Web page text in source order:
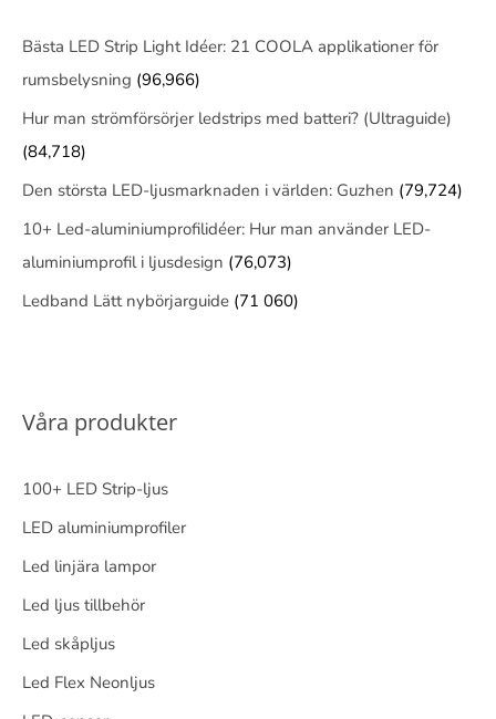
Bästa LED Strip Light Idéer: 21 COOLA applikationer för
rumsbelysning (96,966)
Hur man strömförsörjer ledstrips med batteri? (Ultraguide)
(84,718)
Den största LED-ljusmarknaden i världen: Guzhen (79,724)
10+ Led-aluminiumprofilidéer: Hur man använder LED-
aluminiumprofil i ljusdesign (76,073)
Ledband Lätt nybörjarguide (71 060)
Våra produkter
100+ LED Strip-ljus
LED aluminiumprofiler
Led linjära lampor
Led ljus tillbehör
Led skåpljus
Led Flex Neonljus